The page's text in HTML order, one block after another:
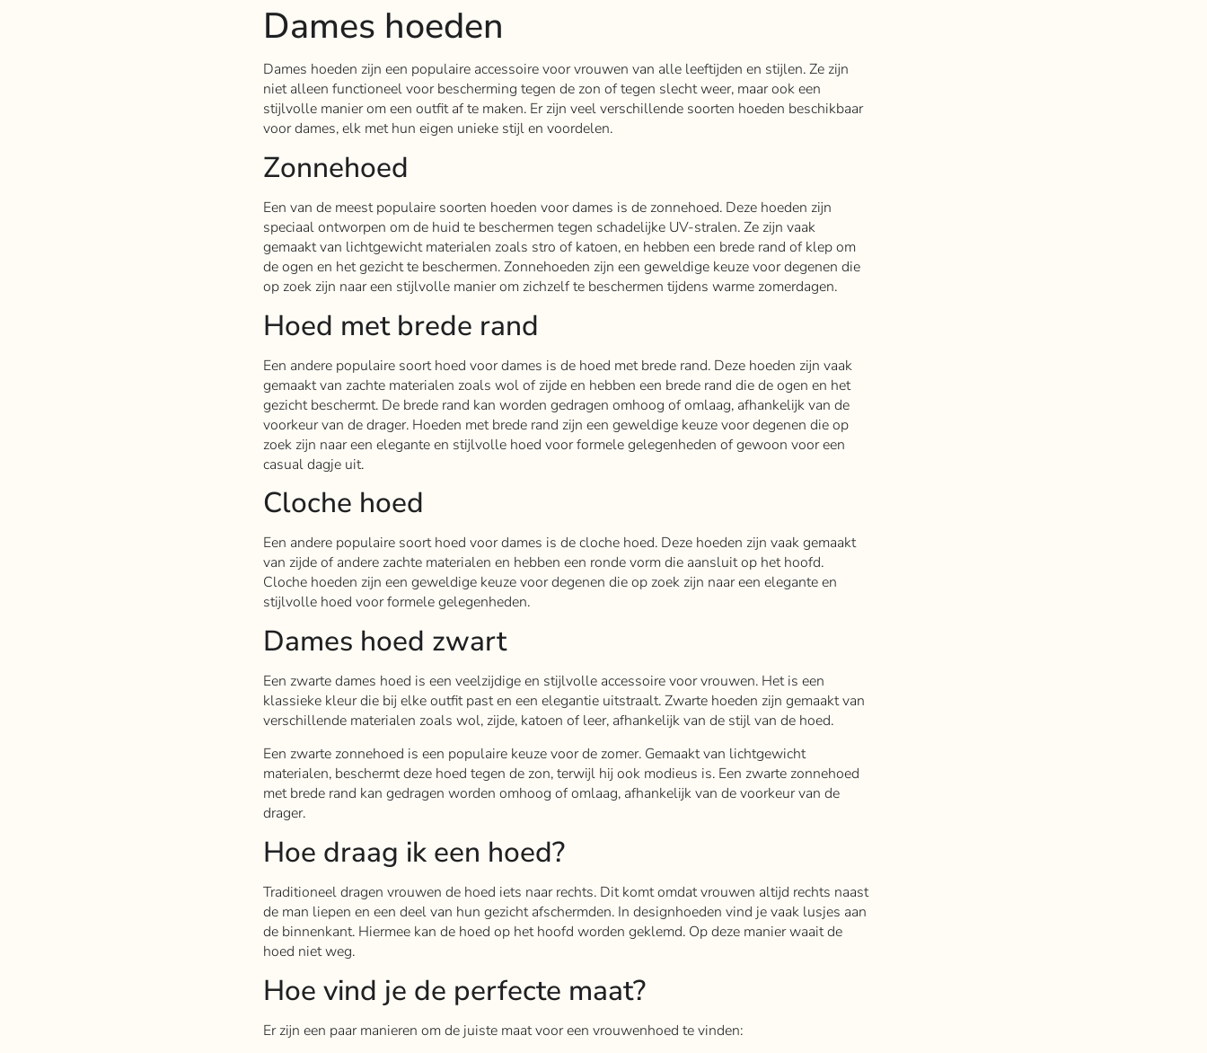
Dames hoeden
Dames hoeden zijn een populaire accessoire voor vrouwen van alle leeftijden en stijlen. Ze zijn
niet alleen functioneel voor bescherming tegen de zon of tegen slecht weer, maar ook een
stijlvolle manier om een outfit af te maken. Er zijn veel verschillende soorten hoeden beschikbaar
voor dames, elk met hun eigen unieke stijl en voordelen.
Zonnehoed
Een van de meest populaire soorten hoeden voor dames is de zonnehoed. Deze hoeden zijn
speciaal ontworpen om de huid te beschermen tegen schadelijke UV-stralen. Ze zijn vaak
gemaakt van lichtgewicht materialen zoals stro of katoen, en hebben een brede rand of klep om
de ogen en het gezicht te beschermen. Zonnehoeden zijn een geweldige keuze voor degenen die
op zoek zijn naar een stijlvolle manier om zichzelf te beschermen tijdens warme zomerdagen.
Hoed met brede rand
Een andere populaire soort hoed voor dames is de hoed met brede rand. Deze hoeden zijn vaak
gemaakt van zachte materialen zoals wol of zijde en hebben een brede rand die de ogen en het
gezicht beschermt. De brede rand kan worden gedragen omhoog of omlaag, afhankelijk van de
voorkeur van de drager. Hoeden met brede rand zijn een geweldige keuze voor degenen die op
zoek zijn naar een elegante en stijlvolle hoed voor formele gelegenheden of gewoon voor een
casual dagje uit.
Cloche hoed
Een andere populaire soort hoed voor dames is de cloche hoed. Deze hoeden zijn vaak gemaakt
van zijde of andere zachte materialen en hebben een ronde vorm die aansluit op het hoofd.
Cloche hoeden zijn een geweldige keuze voor degenen die op zoek zijn naar een elegante en
stijlvolle hoed voor formele gelegenheden.
Dames hoed zwart
Een zwarte dames hoed is een veelzijdige en stijlvolle accessoire voor vrouwen. Het is een
klassieke kleur die bij elke outfit past en een elegantie uitstraalt. Zwarte hoeden zijn gemaakt van
verschillende materialen zoals wol, zijde, katoen of leer, afhankelijk van de stijl van de hoed.
Een zwarte zonnehoed is een populaire keuze voor de zomer. Gemaakt van lichtgewicht
materialen, beschermt deze hoed tegen de zon, terwijl hij ook modieus is. Een zwarte zonnehoed
met brede rand kan gedragen worden omhoog of omlaag, afhankelijk van de voorkeur van de
drager.
Hoe draag ik een hoed?
Traditioneel dragen vrouwen de hoed iets naar rechts. Dit komt omdat vrouwen altijd rechts naast
de man liepen en een deel van hun gezicht afschermden. In designhoeden vind je vaak lusjes aan
de binnenkant. Hiermee kan de hoed op het hoofd worden geklemd. Op deze manier waait de
hoed niet weg.
Hoe vind je de perfecte maat?
Er zijn een paar manieren om de juiste maat voor een vrouwenhoed te vinden: